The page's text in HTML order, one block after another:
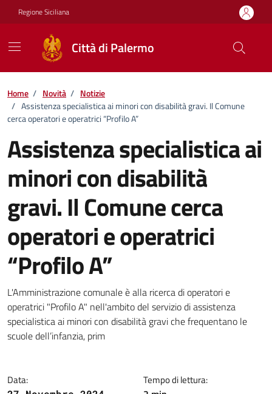
Vai ai contenuti
Vai al footer
Regione Siciliana
Città di Palermo
Home / Novità / Notizie
/ Assistenza specialistica ai minori con disabilità gravi. Il Comune
cerca operatori e operatrici “Profilo A”
Assistenza specialistica ai
minori con disabilità
gravi. Il Comune cerca
operatori e operatrici
“Profilo A”
Dettagli della notizia
L'Amministrazione comunale è alla ricerca di operatori e
operatrici "Profilo A" nell'ambito del servizio di assistenza
specialistica ai minori con disabilità gravi che frequentano le
scuole dell’infanzia, prim
Data: Tempo di lettura: